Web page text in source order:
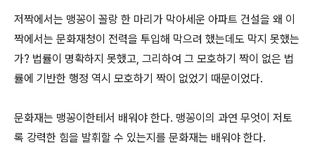
저짝에서는 맹꽁이 꼴랑 한 마리가 막아세운 아파트 건설을 왜 이
짝에서는 문화재청이 전력을 투입해 막으려 했는데도 막지 못했는
가? 법률이 명확하지 못했고, 그리하여 그 모호하기 짝이 없은 법
률에 기반한 행정 역시 모호하기 짝이 없었기 때문이었다.
문화재는 맹꽁이한테서 배워야 한다. 맹꽁이의 과연 무엇이 저토
록 강력한 힘을 발휘할 수 있는지를 문화재는 배워야 한다.